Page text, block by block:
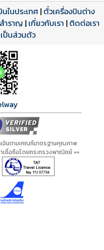
PDF
เปิดหน้าเต็ม
าเต็ม
ในประเทศ| ตั๋วเครื่องบินต่าง
ำราญ | เกี่ยวกับเรา | ติดต่อเรา
ป็นส่วนตัว
เมินตามเกณฑ์มาตรฐานคุณภาพ
เชื่อถือโดยกระทรวงพาณิชย์ ==